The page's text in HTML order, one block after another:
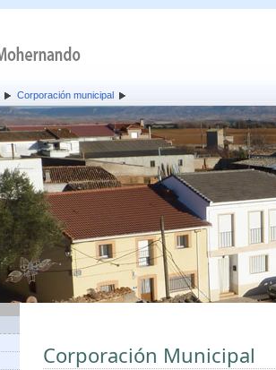
Corporación municipal
Corporación Municipal